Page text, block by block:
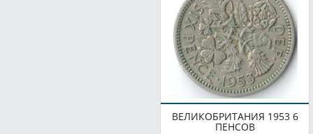
ВЕЛИКОБРИТАНИЯ 1953 6
ПЕНСОВ